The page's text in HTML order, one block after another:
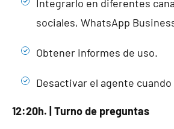
Integrarlo en diferentes
sociales, WhatsApp
Obtener informes de uso.
Desactivar el agente
12:20h. | Turno de preguntas